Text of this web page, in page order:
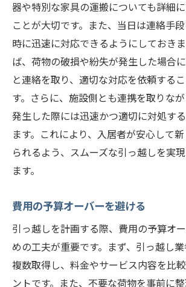
器や特別な家具の運搬についても詳細
ことが大切です。また、当日は連絡手
時に迅速に対応できるようにしておき
ば、荷物の破損や紛失が発生した場合
と連絡を取り、適切な対応を依頼する
す。さらに、施設側とも連携を取りな
発生した際には迅速かつ適切に対処す
ます。これにより、入居者が安心して
られるよう、スムーズな引っ越しを実
ます。
費用の予算オーバーを避ける
引っ越しを計画する際、費用の予算オ
めの工夫が重要です。まず、引っ越し
複数取得し、料金やサービス内容を比
ントです。また、不要な荷物を事前に